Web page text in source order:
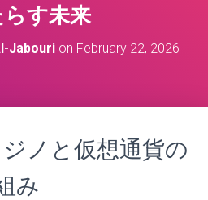
A
らす未来
Jabouri on February 22, 2026
ノと仮想通貨の
み